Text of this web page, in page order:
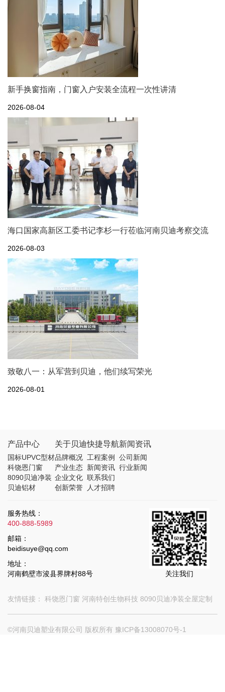
新手换窗指南，门窗入户安装全流程一次性讲清
2026-08-04
海口国家高新区工委书记李杉一行莅临河南贝迪考察交流
2026-08-03
致敬八一：从军营到贝迪，他们续写荣光
2026-08-01
产品中心
国标UPVC型材
科饶恩门窗
8090贝迪净装
贝迪铝材
关于贝迪
品牌概况
产业生态
企业文化
创新荣誉
快捷导航
工程案例
新闻资讯
联系我们
人才招聘
新闻资讯
公司新闻
行业新闻
服务热线：
400-888-5989
邮箱：
beidisuye@qq.com
地址：
河南鹤壁市浚县界牌村88号
关注我们
友情链接： 科饶恩门窗 河南特创生物科技 8090贝迪净装全屋定制
©河南贝迪塑业有限公司 版权所有 豫ICP备13008070号-1